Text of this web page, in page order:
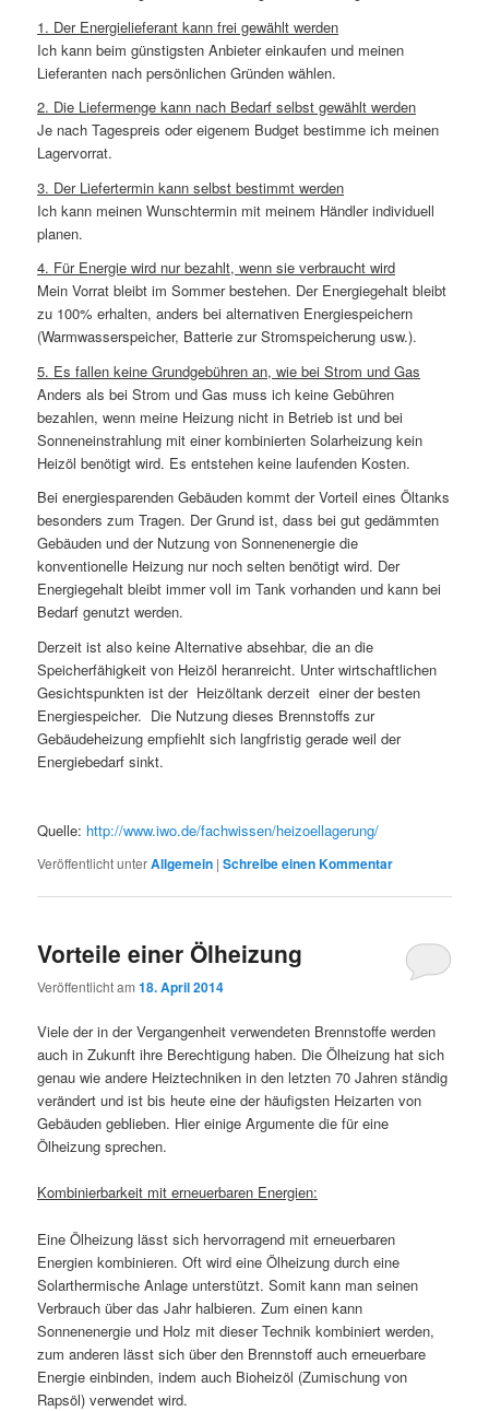
1. Der Energielieferant kann frei gewählt werden
Ich kann beim günstigsten Anbieter einkaufen und meinen
Lieferanten nach persönlichen Gründen wählen.
2. Die Liefermenge kann nach Bedarf selbst gewählt werden
Je nach Tagespreis oder eigenem Budget bestimme ich meinen
Lagervorrat.
3. Der Liefertermin kann selbst bestimmt werden
Ich kann meinen Wunschtermin mit meinem Händler individuell
planen.
4. Für Energie wird nur bezahlt, wenn sie verbraucht wird
Mein Vorrat bleibt im Sommer bestehen. Der Energiegehalt bleibt
zu 100% erhalten, anders bei alternativen Energiespeichern
(Warmwasserspeicher, Batterie zur Stromspeicherung usw.).
5. Es fallen keine Grundgebühren an, wie bei Strom und Gas
Anders als bei Strom und Gas muss ich keine Gebühren
bezahlen, wenn meine Heizung nicht in Betrieb ist und bei
Sonneneinstrahlung mit einer kombinierten Solarheizung kein
Heizöl benötigt wird. Es entstehen keine laufenden Kosten.
Bei energiesparenden Gebäuden kommt der Vorteil eines Öltanks
besonders zum Tragen. Der Grund ist, dass bei gut gedämmten
Gebäuden und der Nutzung von Sonnenenergie die
konventionelle Heizung nur noch selten benötigt wird. Der
Energiegehalt bleibt immer voll im Tank vorhanden und kann bei
Bedarf genutzt werden.
Derzeit ist also keine Alternative absehbar, die an die
Speicherfähigkeit von Heizöl heranreicht. Unter wirtschaftlichen
Gesichtspunkten ist der Heizöltank derzeit einer der besten
Energiespeicher. Die Nutzung dieses Brennstoffs zur
Gebäudeheizung empfiehlt sich langfristig gerade weil der
Energiebedarf sinkt.
Quelle: http://www.iwo.de/fachwissen/heizoellagerung/
Veröffentlicht unterAllgemein |Schreibe einen Kommentar
Vorteile einer Ölheizung
Veröffentlicht am18. April 2014
Viele der in der Vergangenheit verwendeten Brennstoffe werden
auch in Zukunft ihre Berechtigung haben. Die Ölheizung hat sich
genau wie andere Heiztechniken in den letzten 70 Jahren ständig
verändert und ist bis heute eine der häufigsten Heizarten von
Gebäuden geblieben. Hier einige Argumente die für eine
Ölheizung sprechen.
Kombinierbarkeit mit erneuerbaren Energien:
Eine Ölheizung lässt sich hervorragend mit erneuerbaren
Energien kombinieren. Oft wird eine Ölheizung durch eine
Solarthermische Anlage unterstützt. Somit kann man seinen
Verbrauch über das Jahr halbieren. Zum einen kann
Sonnenenergie und Holz mit dieser Technik kombiniert werden,
zum anderen lässt sich über den Brennstoff auch erneuerbare
Energie einbinden, indem auch Bioheizöl (Zumischung von
Rapsöl) verwendet wird.